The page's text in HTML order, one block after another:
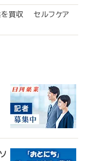
を買収 セルフケア